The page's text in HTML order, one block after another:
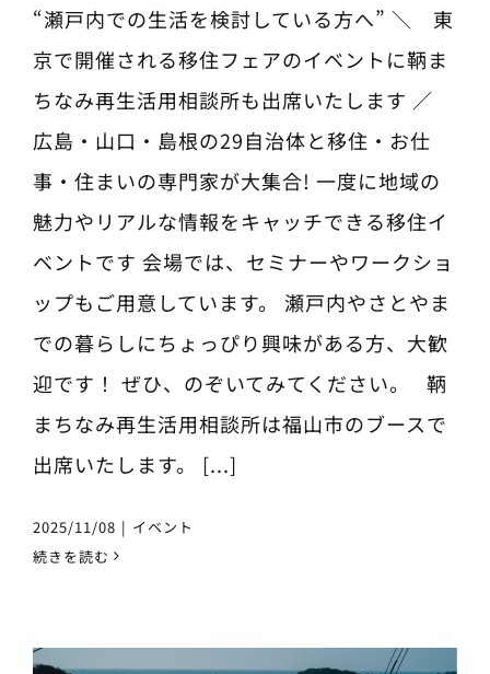
“瀬戸内での生活を検討している方へ” ＼ 東
京で開催される移住フェアのイベントに鞆ま
ちなみ再生活用相談所も出席いたします ／
広島・山口・島根の29自治体と移住・お仕
事・住まいの専門家が大集合! 一度に地域の
魅力やリアルな情報をキャッチできる移住イ
ベントです 会場では、セミナーやワークショ
ップもご用意しています。 瀬戸内やさとやま
での暮らしにちょっぴり興味がある方、大歓
迎です！ ぜひ、のぞいてみてください。 鞆
まちなみ再生活用相談所は福山市のブースで
出席いたします。 [...]
2025/11/08 | イベント
続きを読む